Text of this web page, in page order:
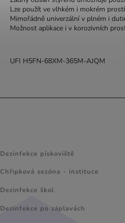
Lze použít ve vlhkém i mokrém
Mimořádně univerzální v plném i
Možnost aplikace i v korozivních
UFI H5FN-68XM-365M-AJQM
Dezinfekce pískoviště
Chřipková sezóna - instituce
Dezinfekce škol
Dezinfekce po záplavách